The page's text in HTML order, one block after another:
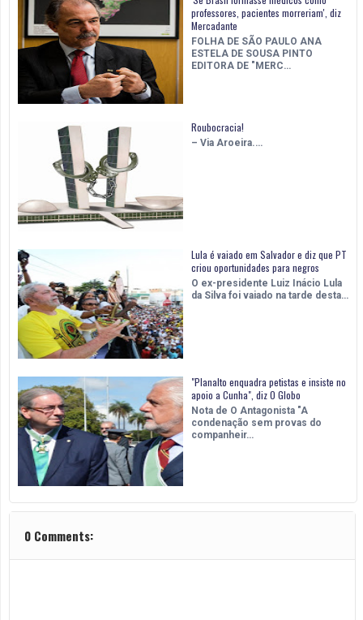
professores, pacientes morreriam', diz
Mercadante
FOLHA DE SÃO PAULO ANA
ESTELA DE SOUSA PINTO
EDITORA DE "MERC…
Roubocracia!
– Via Aroeira.…
Lula é vaiado em Salvador e diz que PT
criou oportunidades para negros
O ex-presidente Luiz Inácio Lula
da Silva foi vaiado na tarde desta…
"Planalto enquadra petistas e insiste no
apoio a Cunha", diz O Globo
Nota de O Antagonista "A
condenação sem provas do
companheir…
0 Comments: